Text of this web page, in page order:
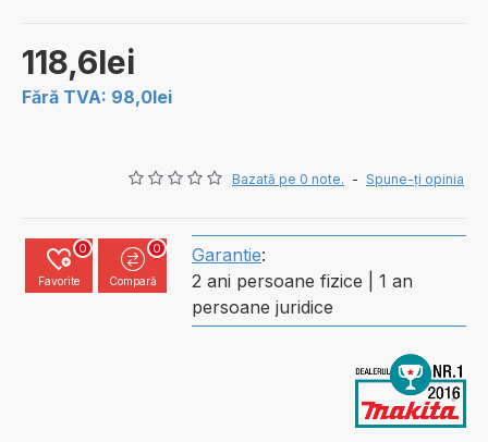
Bazată pe 0 note. - Spune-ţi opinia
118,6lei
Fără TVA: 98,0lei
Favorite
0
Compară
0 Garantie:
2 ani persoane fizice | 1 an
persoane juridice